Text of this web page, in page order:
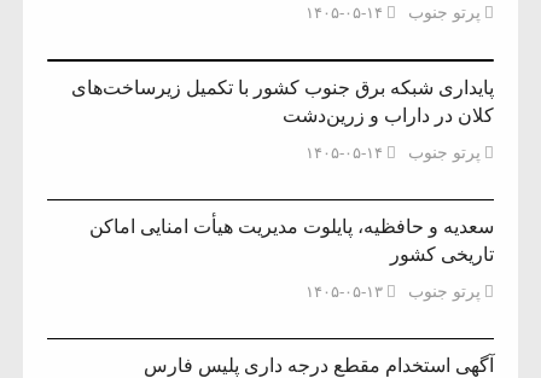
پرتو جنوب ۱۴۰۵-۰۵-۱۴
پایداری شبکه برق جنوب کشور با تکمیل زیرساخت‌های
کلان در داراب و زرین‌دشت
پرتو جنوب ۱۴۰۵-۰۵-۱۴
سعدیه و حافظیه، پایلوت مدیریت هیأت امنایی اماکن
تاریخی کشور
پرتو جنوب ۱۴۰۵-۰۵-۱۳
آگهی استخدام مقطع درجه داری پلیس فارس